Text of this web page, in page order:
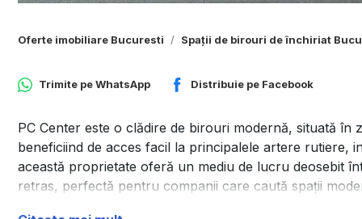
Oferte imobiliare Bucuresti Spații de birouri de închiriat
Trimite peWhatsApp Distribuie pe Facebook
PC Center este o clădire de birouri modernă, situată
beneficiind de acces facil la principalele artere rutiere,
această proprietate oferă un mediu de lucru deosebit
retras, perfectă pentru companii care caută spații